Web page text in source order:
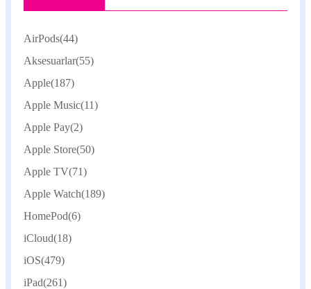
AirPods(44)
Aksesuarlar(55)
Apple(187)
Apple Music(11)
Apple Pay(2)
Apple Store(50)
Apple TV(71)
Apple Watch(189)
HomePod(6)
iCloud(18)
iOS(479)
iPad(261)